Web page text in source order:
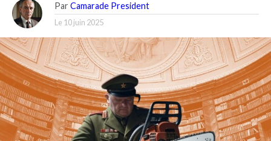
Par Camarade President
Le 10 juin 2025